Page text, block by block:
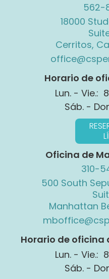
562-
18000
Cerritos,
Horario de
Lun. - Vie.:
Sáb. -
Oficina de
310-
500 South
Manhattan
Horario de oficina
Lun. - Vie.:
Sáb. -